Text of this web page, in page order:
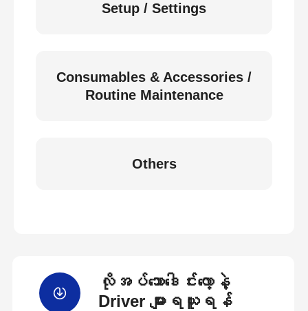
Setup / Settings
Consumables & Accessories /
Routine Maintenance
Others
လိုအပ်သောဒေါင်းလော့နဲ့
Driver များရယူရန်